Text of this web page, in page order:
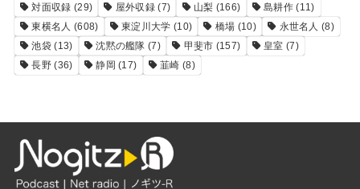
対面収録 (29) 屋外収録 (7) 山梨 (166) 島耕作(11)
東横名人 (608) 東淀川大学 (10) 橋場 (10) 永世名人 (8)
池袋 (13) 沈黙の艦隊 (7) 甲斐市 (157) 皇室 (7)
長野 (36) 静岡 (17) 韮崎 (8)